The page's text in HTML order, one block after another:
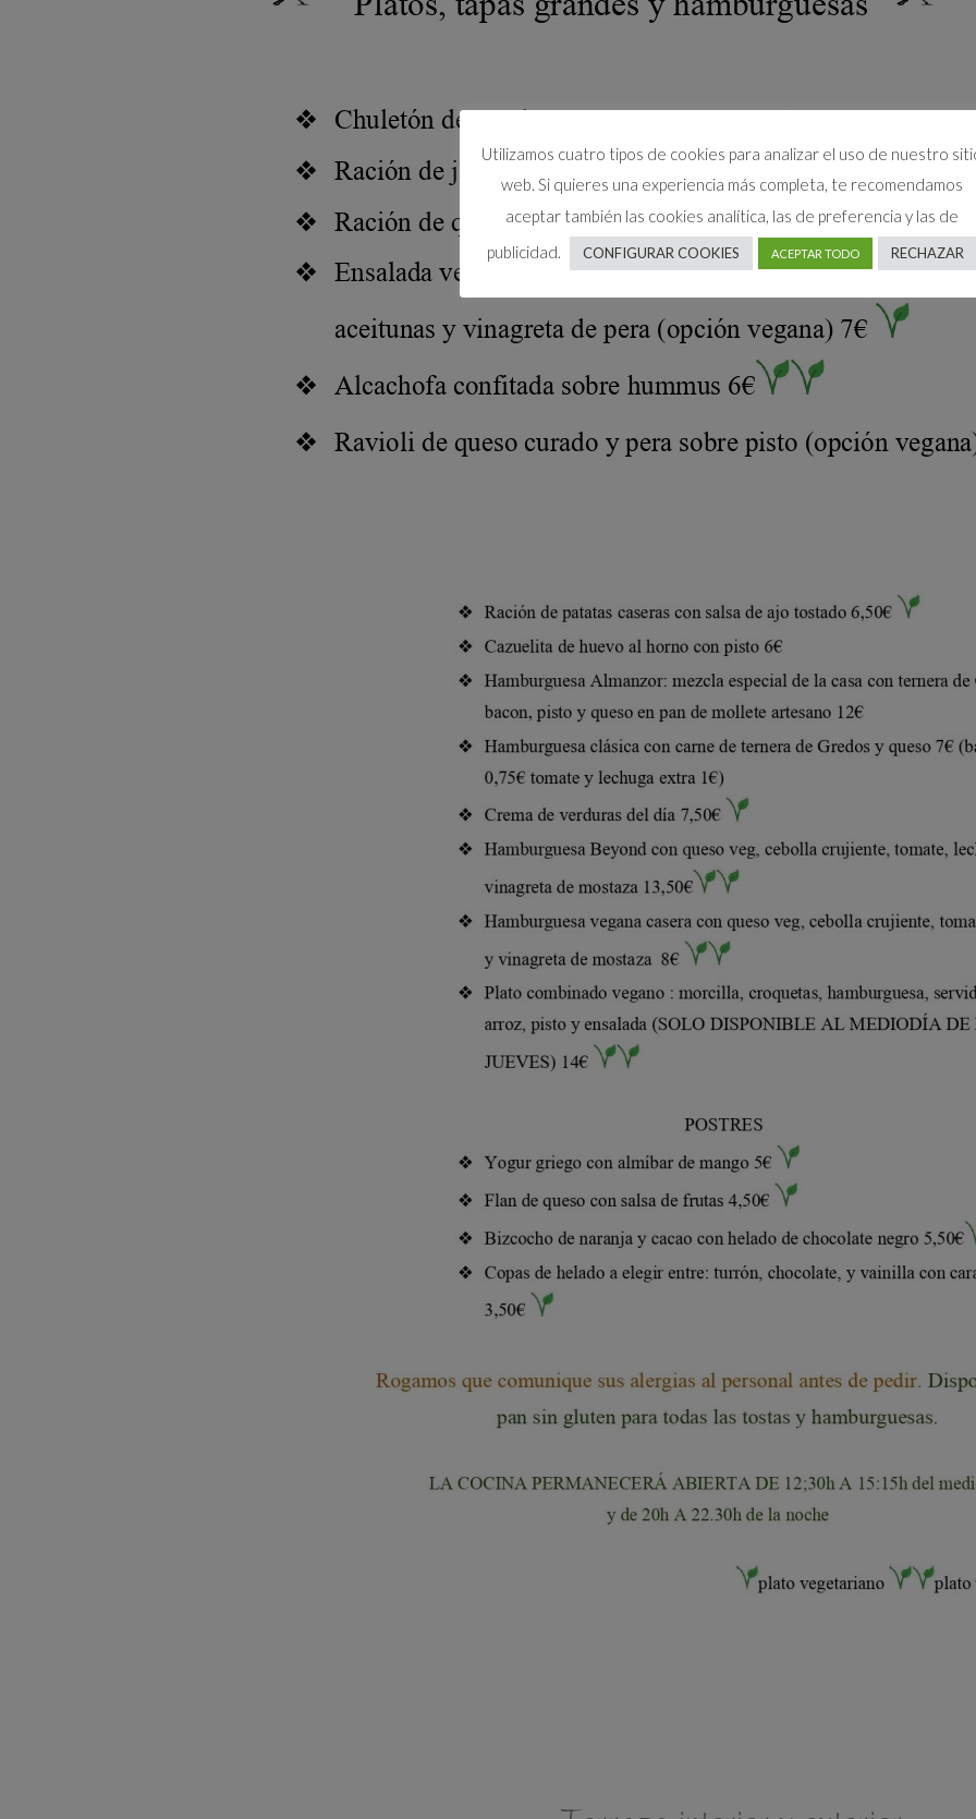
Utilizamos cuatro tipos de cookies para analizar el uso de nuestro
web. Si quieres una experiencia más completa, te recomendamos
aceptar también las cookies analítica, las de preferencia y las de
publicidad.
CONFIGURAR COOKIES ACEPTAR TODO RECHAZAR